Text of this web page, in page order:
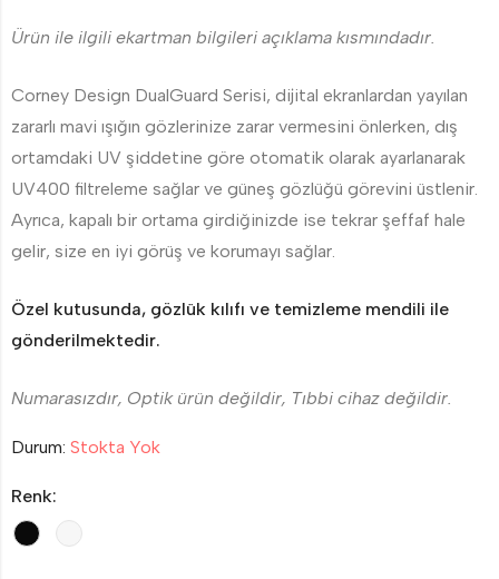
Ürün ile ilgili ekartman bilgileri açıklama kısmındadır.
Corney Design DualGuard Serisi, dijital ekranlardan yayılan
zararlı mavi ışığın gözlerinize zarar vermesini önlerken, dış
ortamdaki UV şiddetine göre otomatik olarak ayarlanarak
UV400 filtreleme sağlar ve güneş gözlüğü görevini üstlenir.
Ayrıca, kapalı bir ortama girdiğinizde ise tekrar şeffaf hale
gelir, size en iyi görüş ve korumayı sağlar.
Özel kutusunda, gözlük kılıfı ve temizleme mendili ile
gönderilmektedir.
Numarasızdır, Optik ürün değildir, Tıbbi cihaz değildir.
Durum: Stokta Yok
Renk: